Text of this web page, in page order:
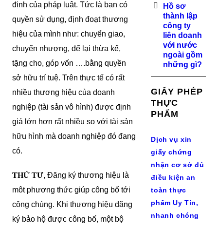
định của pháp luật. Tức là bạn có
quyền sử dụng, định đoạt thương
hiệu của mình như: chuyển giao,
chuyển nhượng, để lại thừa kế,
tặng cho, góp vốn ….bằng quyền
sở hữu trí tuệ. Trên thực tế có rất
nhiều thương hiệu của doanh
nghiệp (tài sản vô hình) được định
giá lớn hơn rất nhiều so với tài sản
hữu hình mà doanh nghiệp đó đang
có.
THỨ TƯ, Đăng ký thương hiệu là
môt phương thức giúp công bố tới
công chúng. Khi thương hiệu đăng
ký bảo hộ được công bố, một bộ
Hồ sơ
thành lập
công ty
liên doanh
với nước
ngoài gồm
những gì?
GIẤY PHÉP
THỰC
PHẨM
Dịch vụ xin
giấy chứng
nhận cơ sở đủ
điều kiện an
toàn thực
phẩm Uy Tín,
nhanh chóng